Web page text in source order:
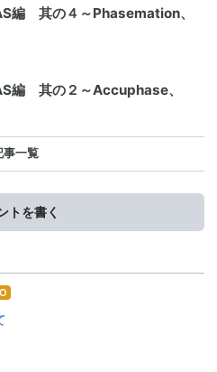
其の４～Phasemation、
其の２～Accuphase、
事一覧
トを書く